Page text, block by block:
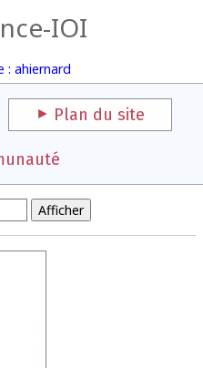
IOI
: ahiernard
Plan du site